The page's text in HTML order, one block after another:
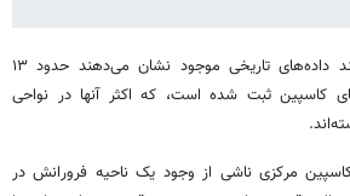
محققان کشور معتقد هستند داده‌های تاریخی موجود نشان می‌دهند حدود ۱۳
کاسپین ثبت شده‌ است، که اکثر آنها در نواحی
مرکزی ناشی از وجود یک ناحیه فرورانش در